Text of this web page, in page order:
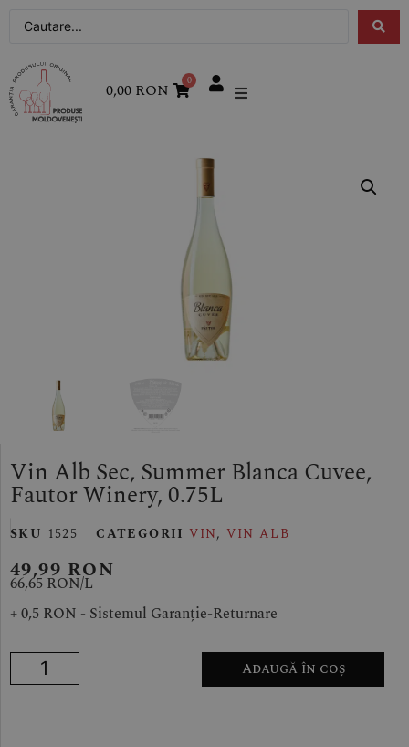
0,00 RON 0
Vin Alb Sec, Summer Blanca Cuvee,
Fautor Winery, 0.75L
SKU 1525 CATEGORII VIN,VIN ALB
49,99 RON
66,65 RON/L
+ 0,5 RON - Sistemul Garanție-Returnare
Adaugă în coș